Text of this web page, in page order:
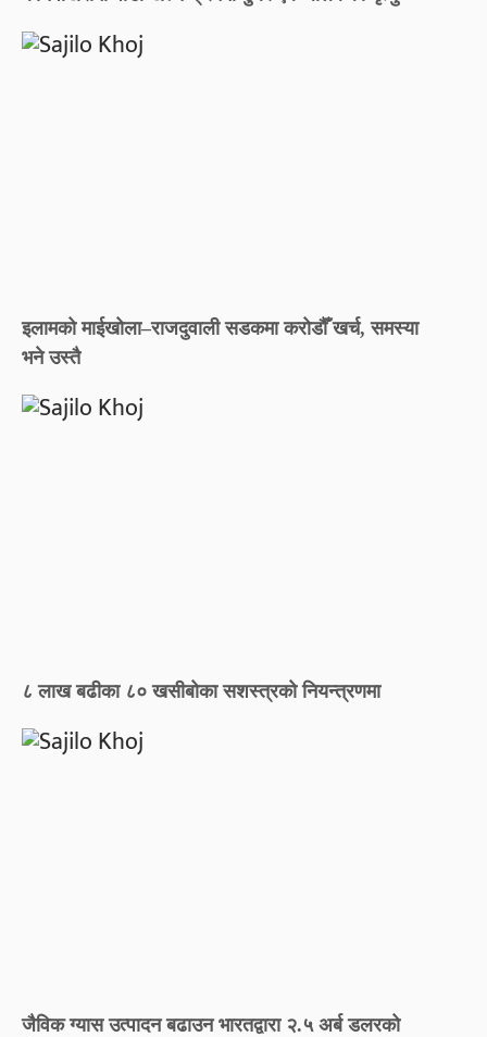
इलामको माईखोला–राजदुवाली सडकमा करोडौँ खर्च, समस्या
भने उस्तै
८ लाख बढीका ८० खसीबोका सशस्त्रको नियन्त्रणमा
जैविक ग्यास उत्पादन बढाउन भारतद्वारा २.५ अर्ब डलरको